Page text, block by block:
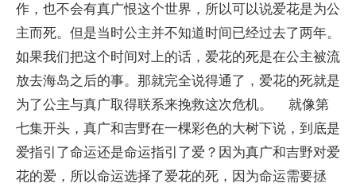
作，也不会有真广恨这个世界，所以可以说爱花是为公
主而死。但是当时公主并不知道时间已经过去了两年。
如果我们把这个时间对上的话，爱花的死是在公主被流
放去海岛之后的事。那就完全说得通了，爱花的死就是
为了公主与真广取得联系来挽救这次危机。 就像第
七集开头，真广和吉野在一棵彩色的大树下说，到底是
爱指引了命运还是命运指引了爱？因为真广和吉野对爱
花的爱，所以命运选择了爱花的死，因为命运需要拯